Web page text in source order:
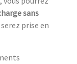
sans
prise en